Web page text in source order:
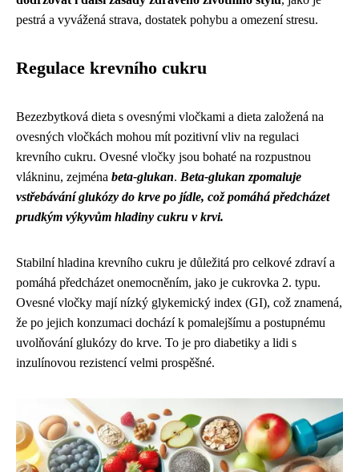
pestrá a vyvážená strava, dostatek pohybu a omezení stresu.
Regulace krevního cukru
Bezezbytková dieta s ovesnými vločkami a dieta založená na
ovesných vločkách mohou mít pozitivní vliv na regulaci
krevního cukru. Ovesné vločky jsou bohaté na rozpustnou
vlákninu, zejména beta-glukan. Beta-glukan zpomaluje
vstřebávání glukózy do krve po jídle, což pomáhá předcházet
prudkým výkyvům hladiny cukru v krvi.
Stabilní hladina krevního cukru je důležitá pro celkové zdraví a
pomáhá předcházet onemocněním, jako je cukrovka 2. typu.
Ovesné vločky mají nízký glykemický index (GI), což znamená,
že po jejich konzumaci dochází k pomalejšímu a postupnému
uvolňování glukózy do krve. To je pro diabetiky a lidi s
inzulínovou rezistencí velmi prospěšné.